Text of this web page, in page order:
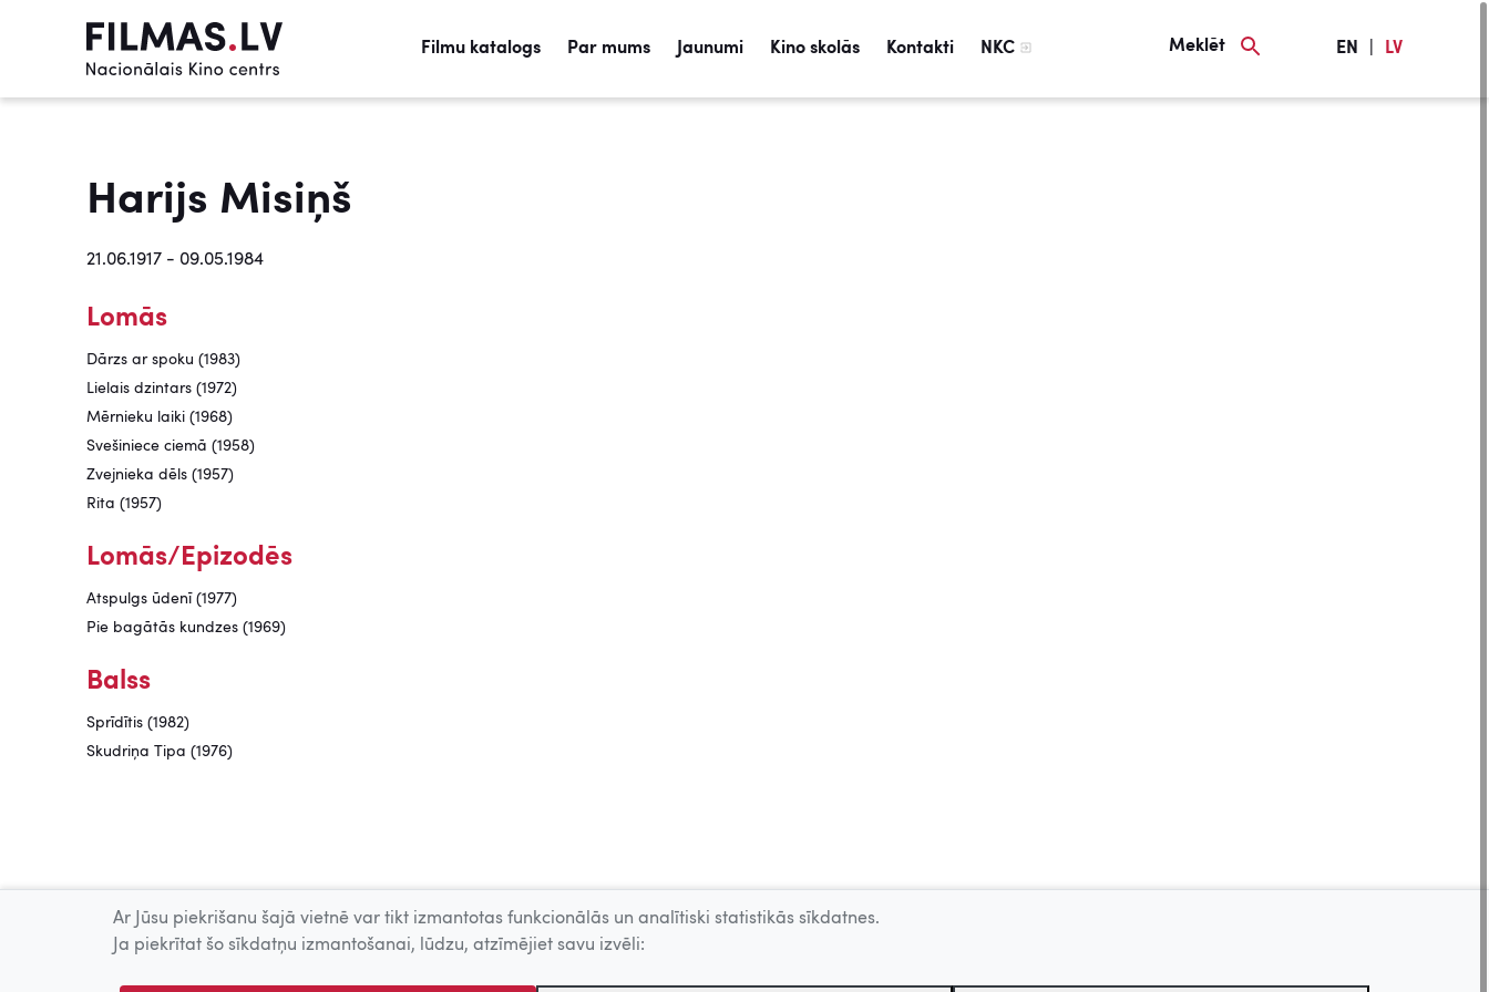
Filmu katalogs Par mums Jaunumi Kino skolās Kontakti NKC Meklēt EN LV
Harijs Misiņš
21.06.1917 - 09.05.1984
Lomās
Dārzs ar spoku (1983)
Lielais dzintars (1972)
Mērnieku laiki (1968)
Svešiniece ciemā (1958)
Zvejnieka dēls (1957)
Rita (1957)
Lomās/Epizodēs
Atspulgs ūdenī (1977)
Pie bagātās kundzes (1969)
Balss
Sprīdītis (1982)
Skudriņa Tipa (1976)
Ar Jūsu piekrišanu šajā vietnē var tikt izmantotas funkcionālās un analītiski statistikās sīkdatnes.
Ja piekrītat šo sīkdatņu izmantošanai, lūdzu, atzīmējiet savu izvēli: